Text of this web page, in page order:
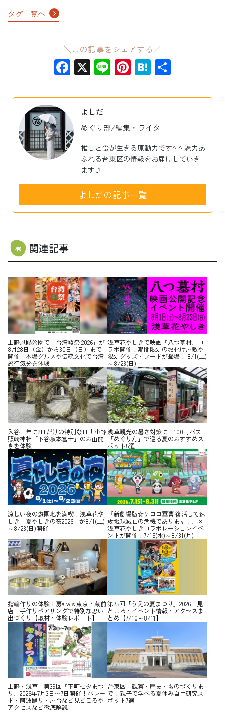
タグ一覧へ
＼この記事をシェアする／
Facebook
X LinePinterest
Hatena
よしだ
めぐり部/編集・ライター
推しと食が生きる原動力です^ ^ 魅力あ
ふれる台東区の情報をお届けしていき
ます♪
よしだの記事一覧
関連記事
上野恩賜公園で「台湾發祭 2026」が
8月28日（金）から30日（日）まで
開催｜本場グルメや伝統文化で台湾
旅行気分を体験
浅草花やしきで映画『八つ墓村』コ
ラボ開催！期間限定のお化け屋敷や
限定グッズ・フードが登場！ 8/1(土)
～8/23(日)
入谷｜年に2日だけの特別な日！小野
照崎神社「下谷坂本富士」のお山開
きを体験
浅草観光の暑さ対策に！100円バス
「めぐりん」で巡る夏のおすすめス
ポット5選
涼しい夜の遊園地を満喫！浅草花や
しき「夏やしきの夜2026」が8/1(土)
～8/23(日)開催
『新劇場版☆ケロロ軍曹 復活して速
攻地球滅亡の危機であります！』×
浅草花やしきコラボレーションイベ
ントが開催！7/15(水)～8/31(月)
指輪作りの体験工房a.w.s 東京・蔵前
店｜手作りペアリングで特別な思い
出づくり【取材・体験レポート】
第75回「うえの夏まつり」2026｜見
どころ・イベント情報・アクセスま
とめ【7/10～8/11】
上野・浅草｜第39回『下町七夕まつ
り』2026年7月3日〜7日開催！パレー
ド・阿波踊り・屋台など見どころや
アクセスなど徹底解説
台東区｜観察・歴史・ものづくりま
で！親子で学べる夏休み自由研究ス
ポット7選